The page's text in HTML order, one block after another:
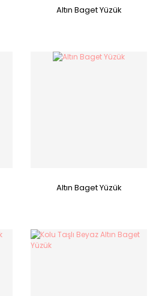
Altın Baget Yüzük
Altın Baget Yüzük